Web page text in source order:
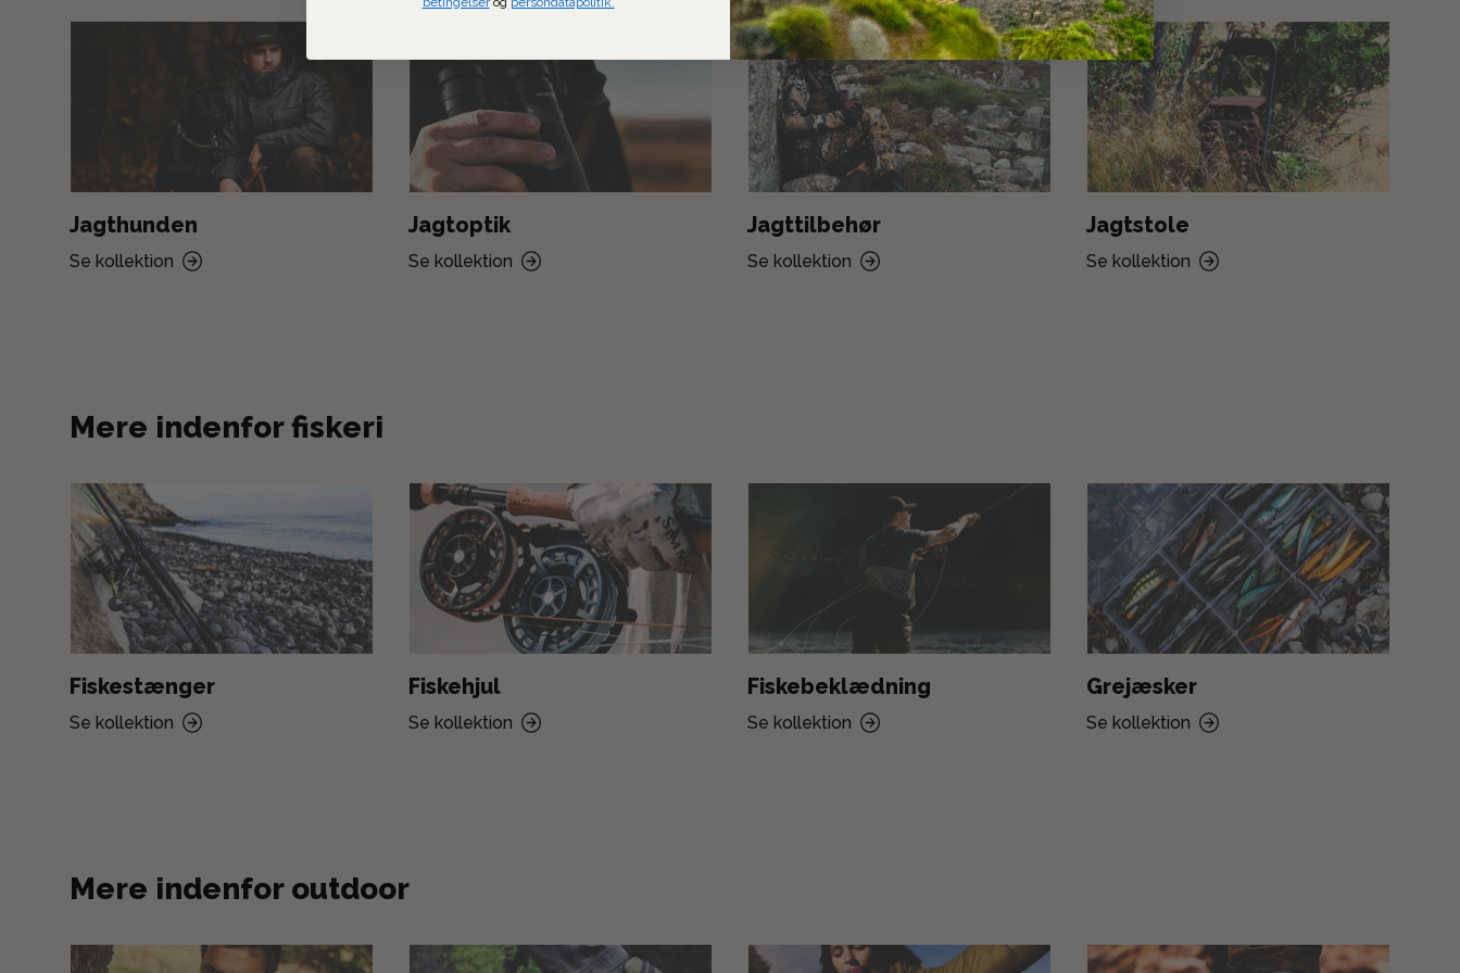
Jagthunden
Se kollektion
Jagtoptik
Se kollektion
Jagttilbehør
Se kollektion
Jagtstole
Se kollektion
Mere indenfor fiskeri
Fiskestænger
Se kollektion
Fiskehjul
Se kollektion
Fiskebeklædning
Se kollektion
Grejæsker
Se kollektion
Mere indenfor outdoor